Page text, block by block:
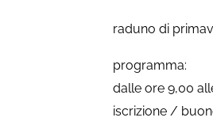
raduno di
programma:
dalle ore 9,00
iscrizione /